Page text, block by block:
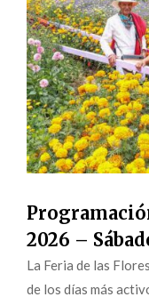
2026 –
La Feria de las
de los días más